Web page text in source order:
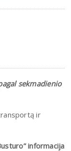
sekmadienio
ir
informacija